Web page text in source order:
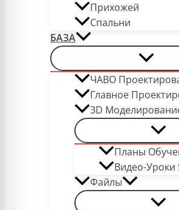
Прихожей
Спальни
БАЗА
ЧАВО
Главное
3D
Планы
Видео-Уроки
Файлы